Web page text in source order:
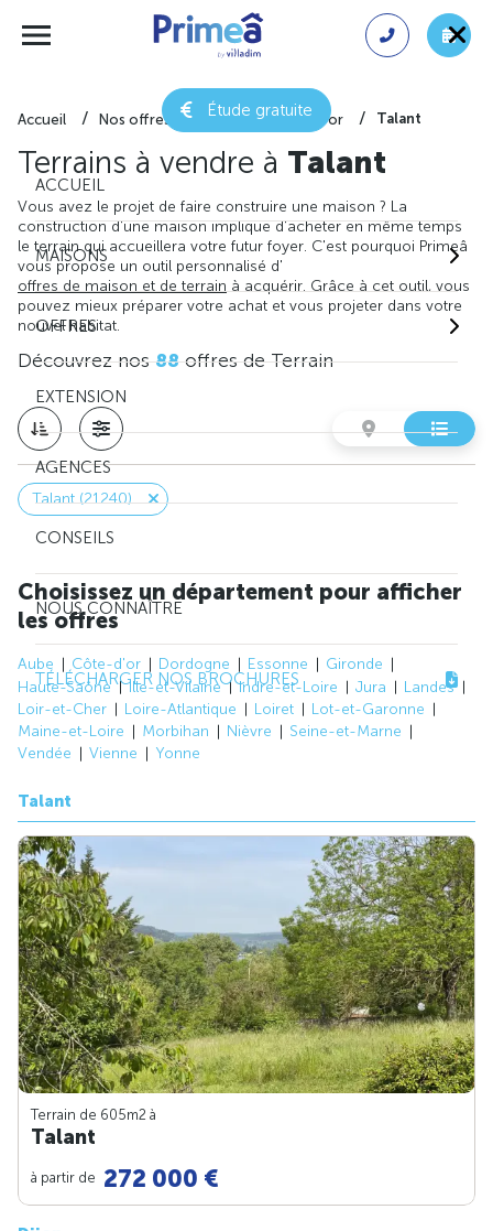
Étude gratuite
ACCUEIL
MAISONS
OFFRES
EXTENSION
AGENCES
CONSEILS
NOUS CONNAÎTRE
TÉLÉCHARGER NOS BROCHURES
Accueil Nos offres de terrain Côte-d'or Talant
Terrains à vendre à Talant
Vous avez le projet de faire construire une maison ? La
construction d'une maison implique d'acheter en même temps
le terrain qui accueillera votre futur foyer. C'est pourquoi Primeâ
vous propose un outil personnalisé d'
offres de maison et de terrain à acquérir. Grâce à cet outil, vous
pouvez mieux préparer votre achat et vous projeter dans votre
nouvel habitat.
Découvrez nos88offres de Terrain
Talant (21240)
Choisissez un département pour afficher
les offres
Aube Côte-d'or Dordogne Essonne
Gironde
Haute-Saône
Ille-et-Vilaine Indre-et-Loire Jura
Landes
Loir-et-Cher
Loire-Atlantique Loiret
Lot-et-Garonne
Maine-et-Loire
Morbihan Nièvre
Seine-et-Marne
Vendée
Vienne Yonne
Talant
Terrain de 605m2 à
Talant
à partir de 272 000 €